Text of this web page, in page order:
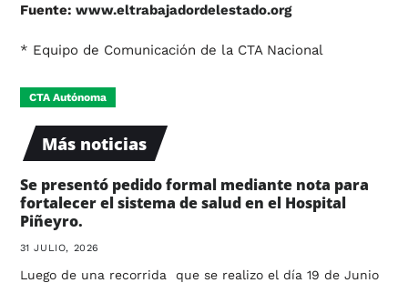
Fuente: www.eltrabajadordelestado.org
* Equipo de Comunicación de la CTA Nacional
CTA Autónoma
Más noticias
Se presentó pedido formal mediante nota para
fortalecer el sistema de salud en el Hospital
Piñeyro.
31 JULIO, 2026
Luego de una recorrida que se realizo el día 19 de Junio